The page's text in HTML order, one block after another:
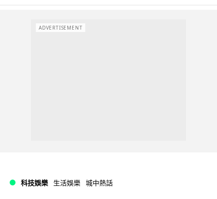
ADVERTISEMENT
科技娛樂 生活娛樂 城中熱話